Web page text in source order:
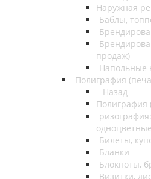
Наружная
Баблы,
продаж)
Напольные
Полиграфия
Назад
Полиграфия
одноцветные
Билеты,
Бланки
Блокноты,
Визитки,